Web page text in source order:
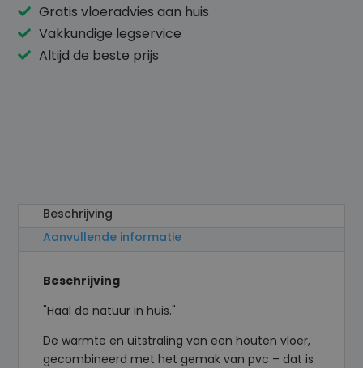
la
Gratis vloeradvies aan huis
Vakkundige legservice
Altijd de beste prijs
Beschrijving
Aanvullende informatie
Beschrijving
"Haal de natuur in huis."
De warmte en uitstraling van een houten vloer,
gecombineerd met het gemak van pvc – dat is